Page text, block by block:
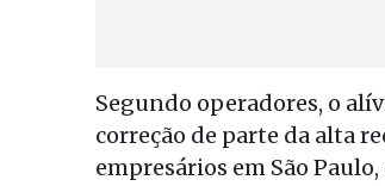
Segundo operadores, o
correção de parte da alta
empresários em São